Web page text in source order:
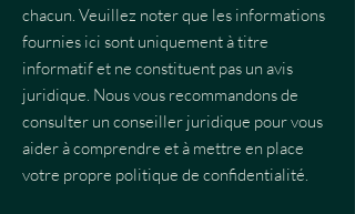
chacun. Veuillez noter que les informations
fournies ici sont uniquement à titre
informatif et ne constituent pas un avis
juridique. Nous vous recommandons de
consulter un conseiller juridique pour vous
aider à comprendre et à mettre en place
votre propre politique de confidentialité.